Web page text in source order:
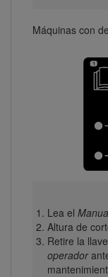
Máquinas con
Lea el
Altura de
Retire la
operador